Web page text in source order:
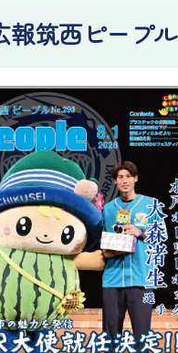
報筑西ピープル